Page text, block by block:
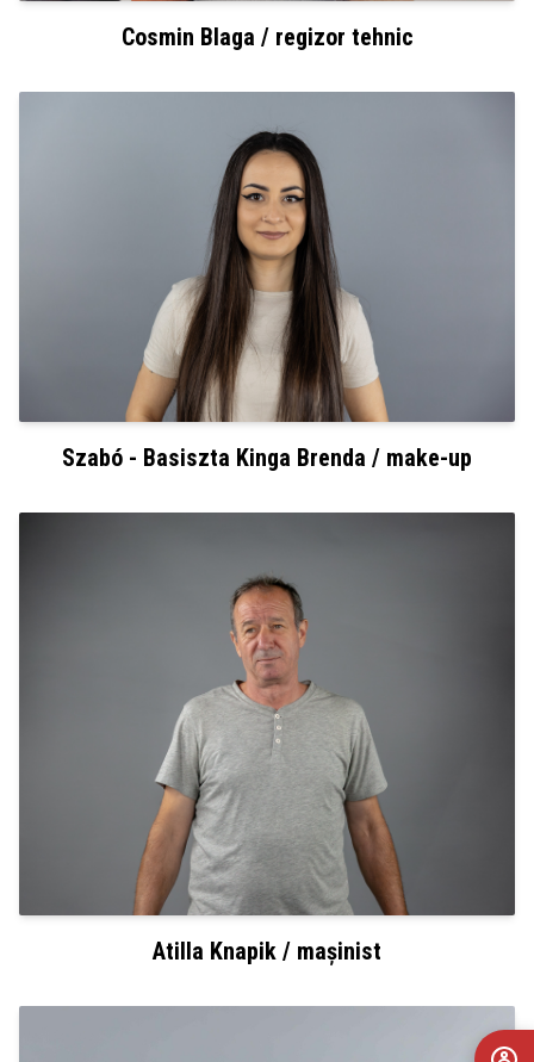
Cosmin Blaga / regizor tehnic
Szabó - Basiszta Kinga Brenda / make-up
Atilla Knapik / mașinist